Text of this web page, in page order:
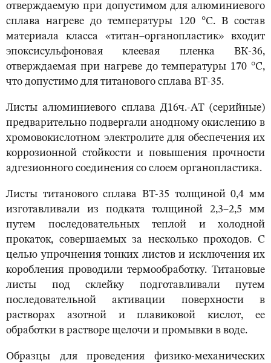
отверждаемую при допустимом для алюминиевого
сплава нагреве до температуры 120 °С. В состав
материала класса «титан–органопластик» входит
эпоксисульфоновая клеевая пленка ВК-36,
отверждаемая при нагреве до температуры 170 °С,
что допустимо для титанового сплава ВТ-35.
Листы алюминиевого сплава Д16ч.-АТ (серийные)
предварительно подвергали анодному окислению в
хромовокислотном электролите для обеспечения их
коррозионной стойкости и повышения прочности
адгезионного соединения со слоем органопластика.
Листы титанового сплава ВТ-35 толщиной 0,4 мм
изготавливали из подката толщиной 2,3–2,5 мм
путем последовательных теплой и холодной
прокаток, совершаемых за несколько проходов. С
целью упрочнения тонких листов и исключения их
коробления проводили термообработку. Титановые
листы под склейку подготавливали путем
последовательной активации поверхности в
растворах азотной и плавиковой кислот, ее
обработки в растворе щелочи и промывки в воде.
Образцы для проведения физико-механических